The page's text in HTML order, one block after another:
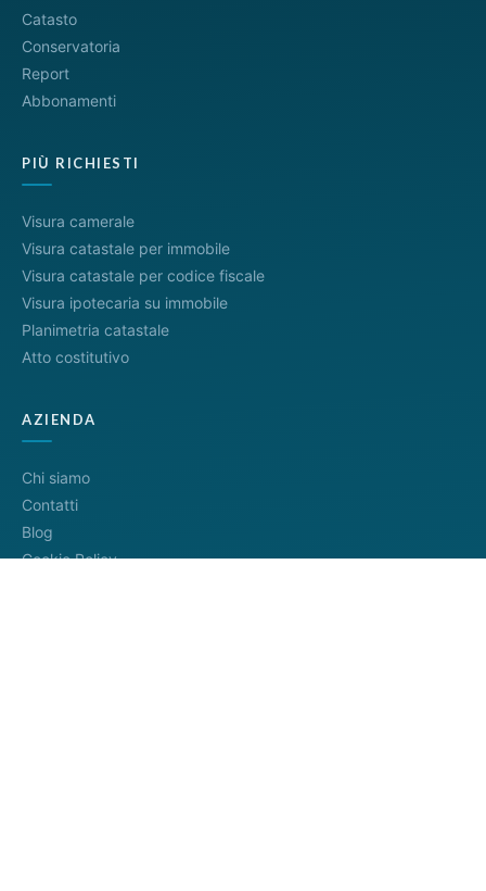
Catasto
Conservatoria
Report
Abbonamenti
PIÙ RICHIESTI
Visura camerale
Visura catastale per immobile
Visura catastale per codice fiscale
Visura ipotecaria su immobile
Planimetria catastale
Atto costitutivo
AZIENDA
Chi siamo
Contatti
Blog
Cookie Policy